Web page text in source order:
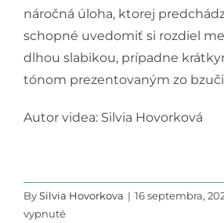
náročná úloha, ktorej
schopné uvedomiť si rozdiel
dlhou slabikou, prípadne
tónom prezentovaným zo
Autor videa: Silvia Hovorková
BySilvia Hovorkova | 16 septembra,
vypnuténa